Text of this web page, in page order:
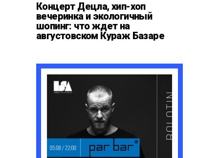
Концерт Децла, хип-хоп
вечеринка и экологичный
шопинг: что ждет на
августовском Кураж Базаре